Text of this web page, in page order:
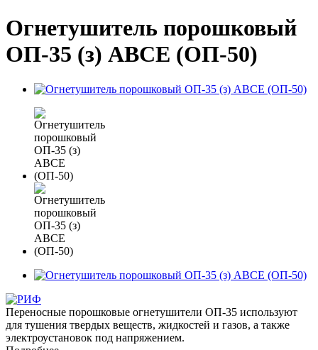
Огнетушитель порошковый
ОП-35 (з) АВСЕ (ОП-50)
Переносные порошковые огнетушители ОП-35 используют
для тушения твердых веществ, жидкостей и газов, а также
электроустановок под напряжением.